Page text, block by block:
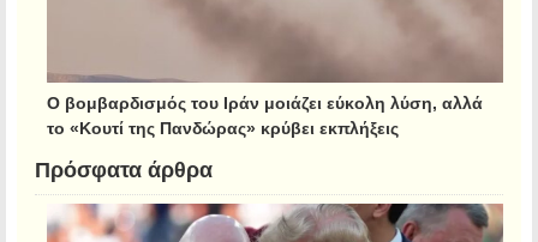
Ο βομβαρδισμός του Ιράν μοιάζει εύκολη λύση, αλλά
το «Κουτί της Πανδώρας» κρύβει εκπλήξεις
Πρόσφατα άρθρα